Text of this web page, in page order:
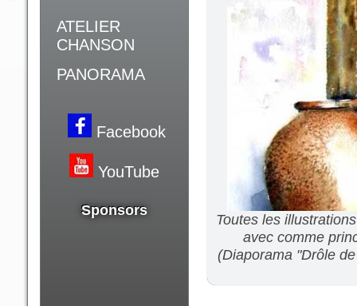
ATELIER
CHANSON
PANORAMA
Facebook
YouTube
Sponsors
Toutes les
avec comme
(Diaporama "Drôle